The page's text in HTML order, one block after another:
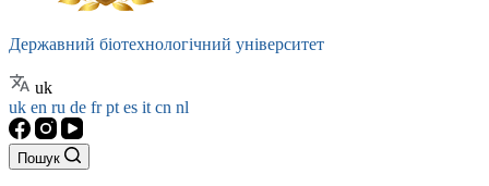
Державний біотехнологічний університет
uk
uk en ru de frpt es it cn nl
Пошук